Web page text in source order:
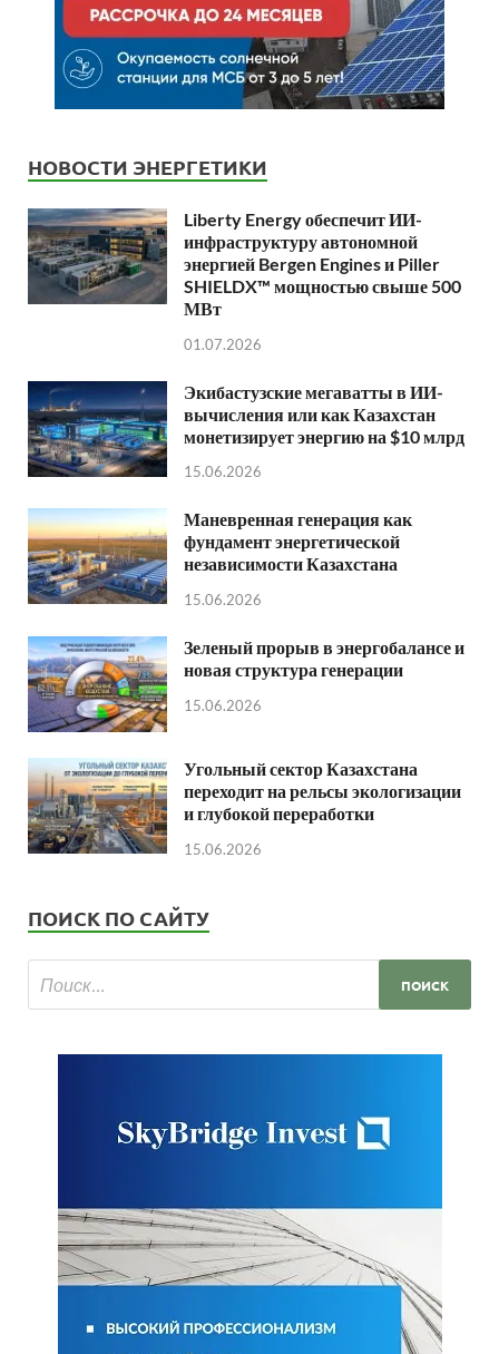
НОВОСТИ ЭНЕРГЕТИКИ
Liberty Energy обеспечит ИИ-
инфраструктуру автономной
энергией Bergen Engines и Piller
SHIELDX™ мощностью свыше 500
МВт
01.07.2026
Экибастузские мегаватты в ИИ-
вычисления или как Казахстан
монетизирует энергию на $10 млрд
15.06.2026
Маневренная генерация как
фундамент энергетической
независимости Казахстана
15.06.2026
Зеленый прорыв в энергобалансе и
новая структура генерации
15.06.2026
Угольный сектор Казахстана
переходит на рельсы экологизации
и глубокой переработки
15.06.2026
ПОИСК ПО САЙТУ